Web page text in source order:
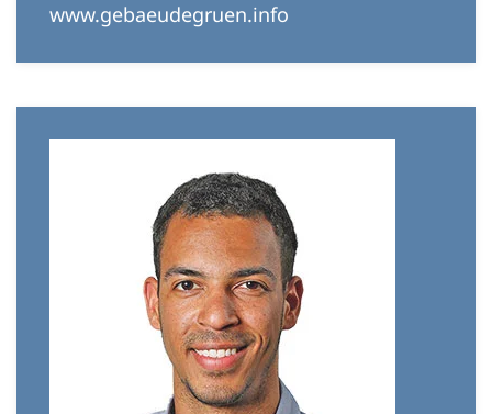
www.gebaeudegruen.info